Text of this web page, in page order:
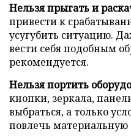
Нельзя прыгать и
привести к
усугубить ситуацию.
вести себя подобным
рекомендуется.
Нельзя портить
кнопки, зеркала,
выбраться, а только
повлечь материальную